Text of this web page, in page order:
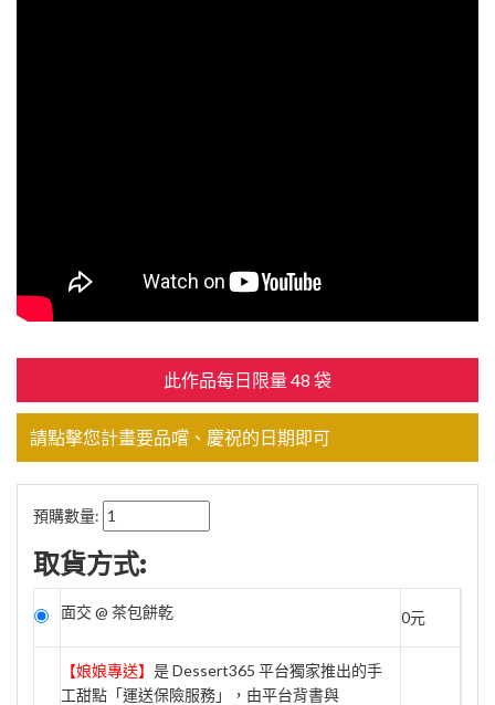
此作品每日限量 48 袋
請點擊您計畫要品嚐、慶祝的日期即可
預購數量:
取貨方式:
面交 @ 茶包餅乾 0元
【娘娘專送】 是 Dessert365 平台獨家推出的手
工甜點「運送保險服務」，由平台背書與